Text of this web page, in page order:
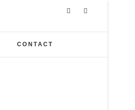
CONTACT